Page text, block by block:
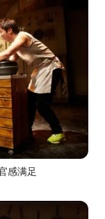
感满足